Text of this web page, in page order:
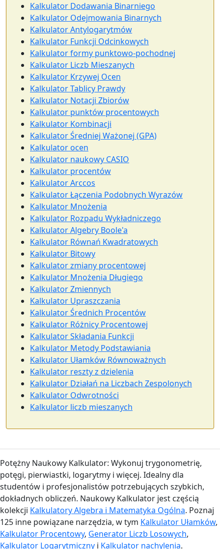
Kalkulator Dodawania Binarniego
Kalkulator Odejmowania Binarnych
Kalkulator Antylogarytmów
Kalkulator Funkcji Odcinkowych
Kalkulator formy punktowo-pochodnej
Kalkulator Liczb Mieszanych
Kalkulator Krzywej Ocen
Kalkulator Tablicy Prawdy
Kalkulator Notacji Zbiorów
Kalkulator punktów procentowych
Kalkulator Kombinacji
Kalkulator Średniej Ważonej (GPA)
Kalkulator ocen
Kalkulator naukowy CASIO
Kalkulator procentów
Kalkulator Arccos
Kalkulator Łączenia Podobnych Wyrazów
Kalkulator Mnożenia
Kalkulator Rozpadu Wykładniczego
Kalkulator Algebry Boole'a
Kalkulator Równań Kwadratowych
Kalkulator Bitowy
Kalkulator zmiany procentowej
Kalkulator Mnożenia Długiego
Kalkulator Zmiennych
Kalkulator Upraszczania
Kalkulator Średnich Procentów
Kalkulator Różnicy Procentowej
Kalkulator Składania Funkcji
Kalkulator Metody Podstawiania
Kalkulator Ułamków Równoważnych
Kalkulator reszty z dzielenia
Kalkulator Działań na Liczbach Zespolonych
Kalkulator Odwrotności
Kalkulator liczb mieszanych
Potężny Naukowy Kalkulator: Wykonuj trygonometrię,
potęgi, pierwiastki, logarytmy i więcej. Idealny dla
studentów i profesjonalistów potrzebujących szybkich,
dokładnych obliczeń. Naukowy Kalkulator jest częścią
kolekcji Kalkulatory Algebra i Matematyka Ogólna. Poznaj
125 inne powiązane narzędzia, w tym Kalkulator Ułamków,
Kalkulator Procentowy, Generator Liczb Losowych,
Kalkulator Logarytmiczny i Kalkulator nachylenia.